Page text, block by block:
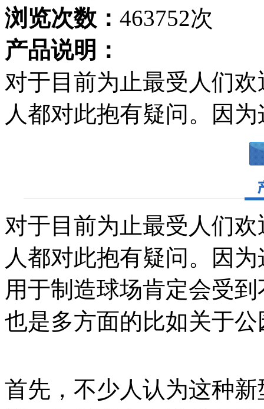
浏览次数： 463752次
产品说明：
对于目前为止最受人们
人都对此抱有疑问。因
对于目前为止最受人们
人都对此抱有疑问。因
用于制造球场肯定会受
也是多方面的比如关于
首先，不少人认为这种